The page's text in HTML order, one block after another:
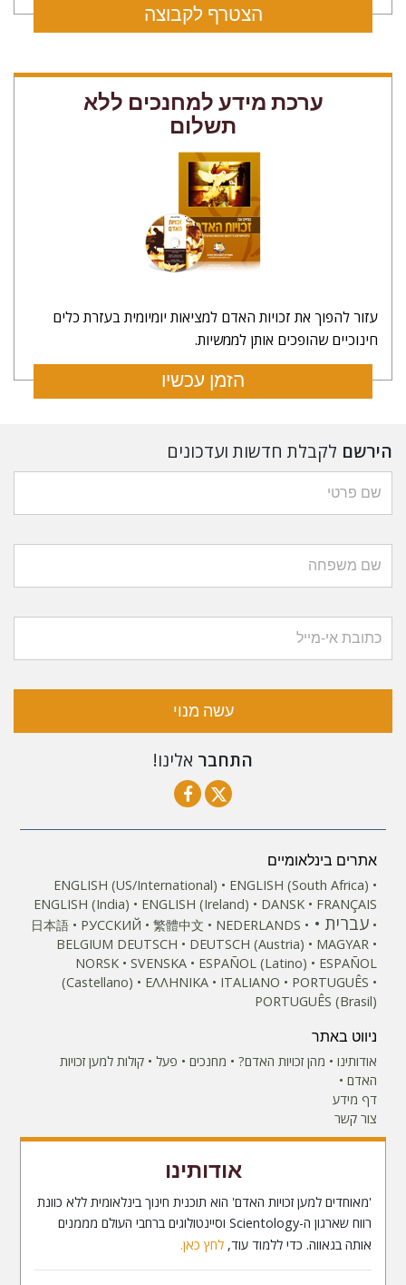
הצטרף לקבוצה
ערכת מידע למחנכים ללא
תשלום
עזור להפוך את זכויות האדם למציאות יומיומית בעזרת כלים
חינוכיים שהופכים אותן לממשיות.
הזמן עכשיו
הירשם לקבלת חדשות ועדכונים
עשה מנוי
התחבר אלינו!
אתרים בינלאומיים
ENGLISH (US/International)
ENGLISH (South Africa)
ENGLISH (India)
ENGLISH (Ireland) DANSK FRANÇAIS
עברית 日本語 РУССКИЙ 繁體中文
NEDERLANDS
BELGIUM DEUTSCH DEUTSCH (Austria)
MAGYAR
NORSK
SVENSKA ESPAÑOL (Latino)
ESPAÑOL
(Castellano)
ΕΛΛΗΝΙΚA ITALIANO
PORTUGUÊS
PORTUGUÊS (Brasil)‎
ניווט באתר
אודותינו
מהן זכויות האדם? מחנכים פעל
קולות למען זכויות
האדם
דף מידע
צור קשר
אודותינו
'מאוחדים למען זכויות האדם' הוא תוכנית חינוך בינלאומית ללא כוונת
רווח שארגון ה-Scientology וסיינטולוגים ברחבי העולם מממנים
אותה בגאווה. כדי ללמוד עוד,לחץ כאן.